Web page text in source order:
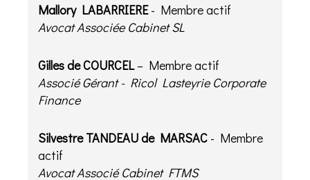
Mallory LABARRIERE- Membre actif
Avocat Associée Cabinet SL
Gilles de COURCEL– Membre actif
​​​​​​​Associé Gérant - Ricol Lasteyrie Corporate
Finance
Silvestre TANDEAU de MARSAC - Membre
actif
Avocat Associé Cabinet FTMS